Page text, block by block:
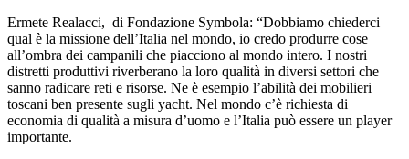
Ermete Realacci, di Fondazione Symbola: “Dobbiamo chiederci
qual è la missione dell’Italia nel mondo, io credo produrre cose
all’ombra dei campanili che piacciono al mondo intero. I nostri
distretti produttivi riverberano la loro qualità in diversi settori che
sanno radicare reti e risorse. Ne è esempio l’abilità dei mobilieri
toscani ben presente sugli yacht. Nel mondo c’è richiesta di
economia di qualità a misura d’uomo e l’Italia può essere un player
importante.